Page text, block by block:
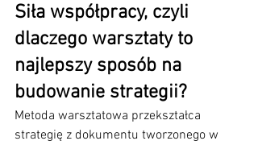
Siła współpracy, czyli
dlaczego warsztaty to
najlepszy sposób na
budowanie strategii?
Metoda warsztatowa przekształca
strategię z dokumentu tworzonego w